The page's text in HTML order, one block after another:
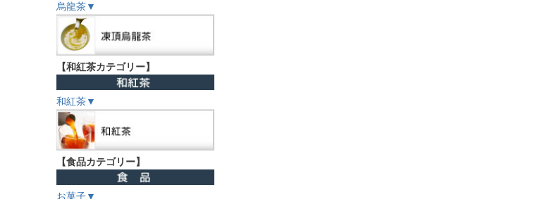
烏龍茶▼
【和紅茶カテゴリー】
和紅茶▼
【食品カテゴリー】
お菓子▼